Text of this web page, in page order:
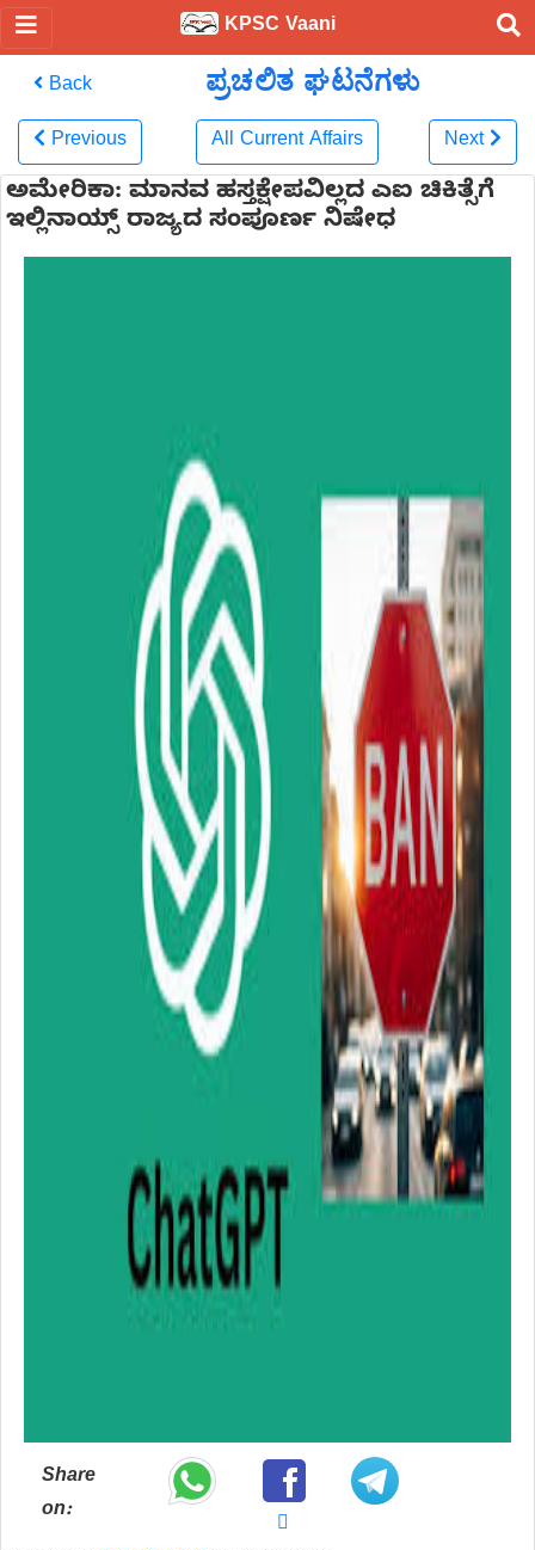
KPSC Vaani
Back ಪ್ರಚಲಿತ ಘಟನೆಗಳು
Previous All Current Affairs Next
ಅಮೇರಿಕಾ: ಮಾನವ ಹಸ್ತಕ್ಷೇಪವಿಲ್ಲದ ಎಐ ಚಿಕಿತ್ಸೆಗೆ
ಇಲ್ಲಿನಾಯ್ಸ್ ರಾಜ್ಯದ ಸಂಪೂರ್ಣ ನಿಷೇಧ
Share
on: